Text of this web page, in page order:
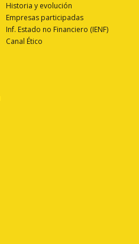
Historia y evolución
Empresas participadas
Inf. Estado no Financiero (IENF)
Canal Ético